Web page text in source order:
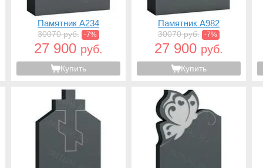
Памятник A234
30070 руб. -7%
27 900 руб.
Купить
Памятник A982
30070 руб. -7%
27 900 руб.
Купить